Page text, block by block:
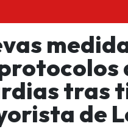
tras
de